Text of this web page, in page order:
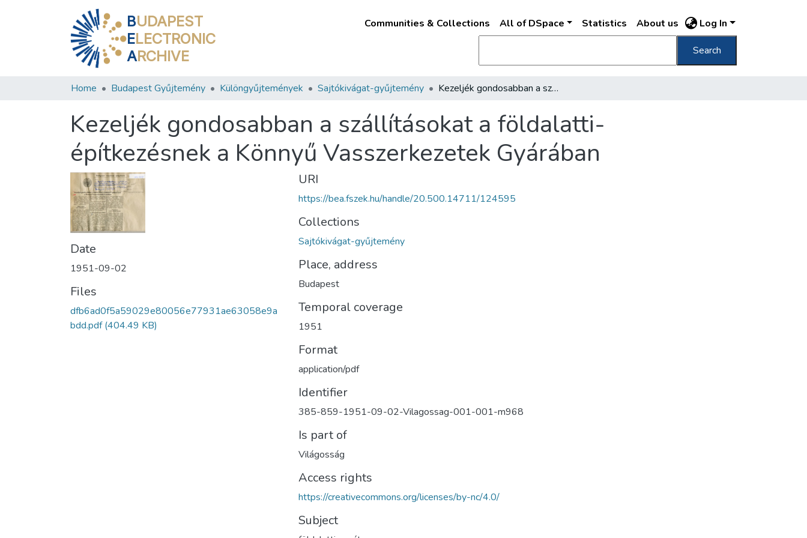
BUDAPEST
ELECTRONIC
ARCHIVE
Communities & Collections All of DSpace Statistics About us Log In
Search
Home Budapest Gyűjtemény Különgyűjtemények Sajtókivágat-gyűjtemény Kezeljék gondosabban a szállításokat a földalatti-építkezésnek a Könnyű Vasszerkezetek Gyárában
Kezeljék gondosabban a szállításokat a földalatti-
építkezésnek a Könnyű Vasszerkezetek Gyárában
Date
1951-09-02
Files
dfb6ad0f5a59029e80056e77931ae63058e9a
bdd.pdf(404.49 KB)
URI
https://bea.fszek.hu/handle/20.500.14711/124595
Collections
Sajtókivágat-gyűjtemény
Place, address
Budapest
Temporal coverage
1951
Format
application/pdf
Identifier
385-859-1951-09-02-Vilagossag-001-001-m968
Is part of
Világosság
Access rights
https://creativecommons.org/licenses/by-nc/4.0/
Subject